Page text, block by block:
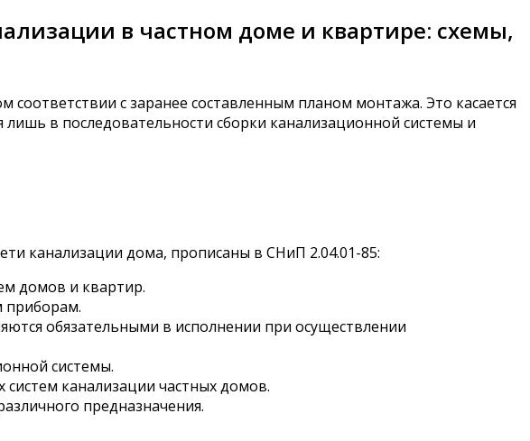
в частном доме и квартире: схемы,
с заранее составленным планом монтажа. Это касается
в последовательности сборки канализационной системы и
канализации дома, прописаны в СНиП 2.04.01-85:
домов и квартир.
приборам.
обязательными в исполнении при осуществлении
системы.
канализации частных домов.
предназначения.